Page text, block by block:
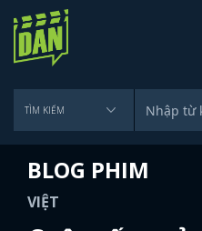
BLOG PHIM
VIỆT